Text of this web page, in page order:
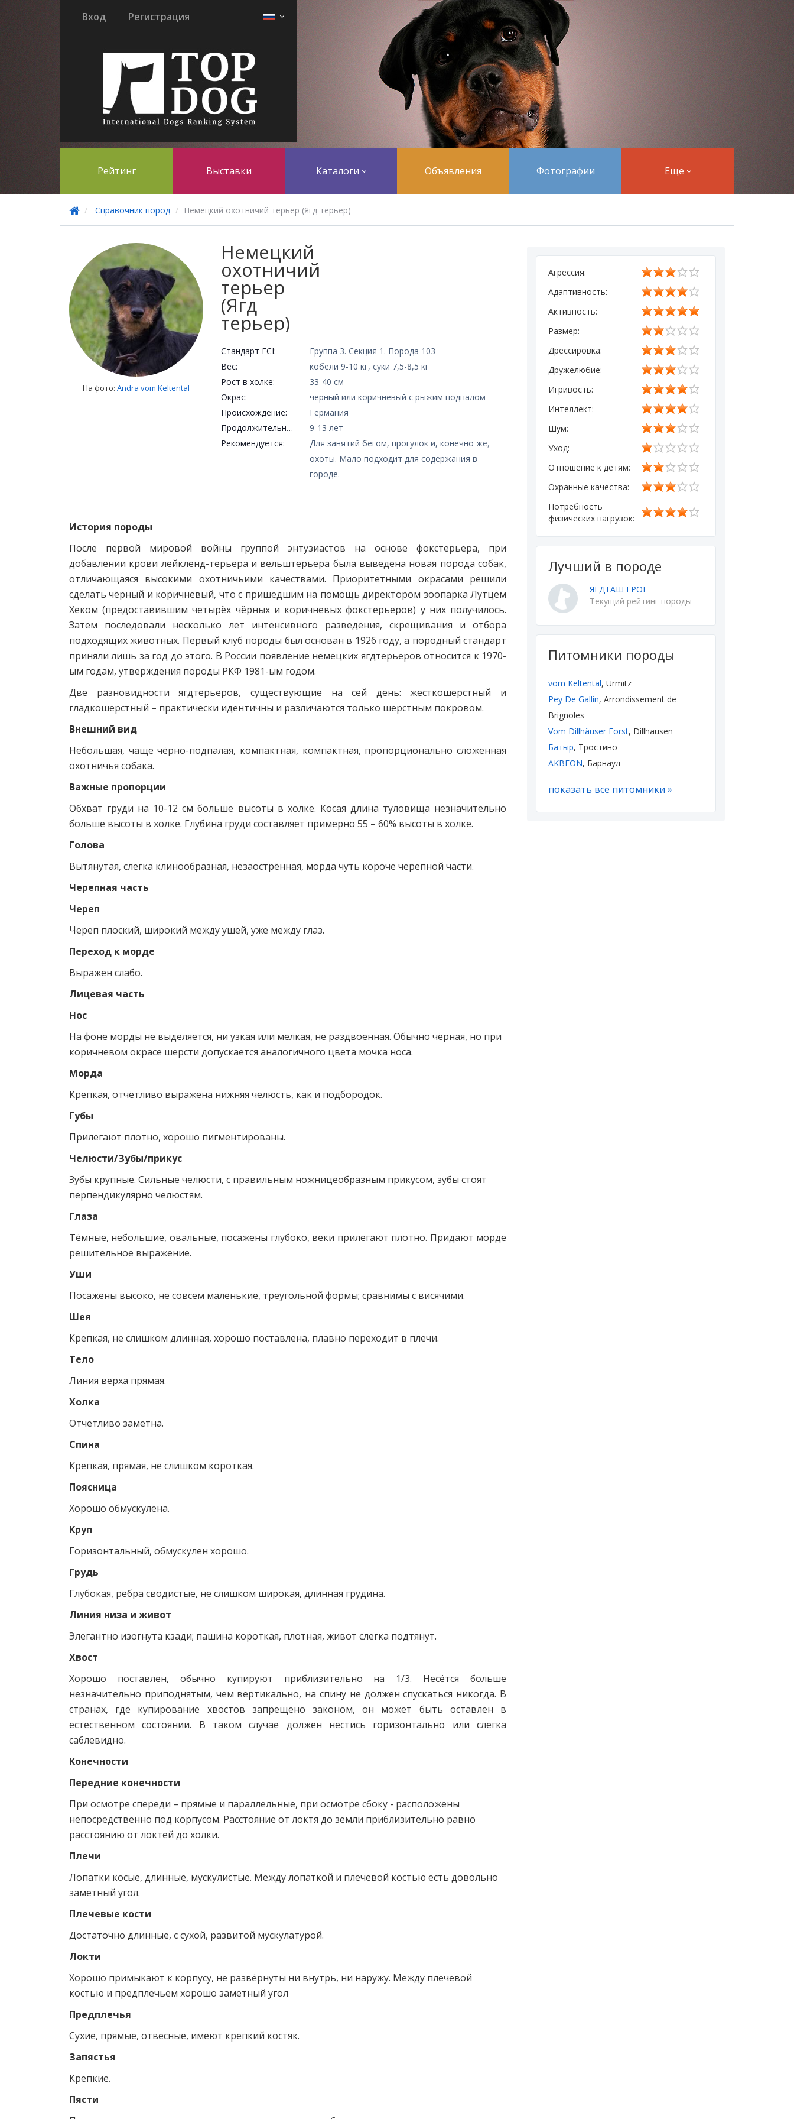
Вход Регистрация
Рейтинг Выставки Каталоги Объявления Фотографии Еще
Справочник пород Немецкий охотничий терьер (Ягд терьер)
На фото: Andra vom Keltental
Немецкий
охотничий
терьер
(Ягд
терьер)
Стандарт FCI:
Группа 3. Секция 1. Порода 103
Вес:
кобели 9-10 кг, суки 7,5-8,5 кг
Рост в холке:
33-40 см
Окрас:
черный или коричневый с рыжим подпалом
Происхождение:
Германия
Продолжительность жизни:
9-13 лет
Рекомендуется:
Для занятий бегом, прогулок и, конечно же,
охоты. Мало подходит для содержания в
городе.
История породы
После первой мировой войны группой энтузиастов на основе фокстерьера, при
добавлении крови лейкленд-терьера и вельштерьера была выведена новая порода собак,
отличающаяся высокими охотничьими качествами. Приоритетными окрасами решили
сделать чёрный и коричневый, что с пришедшим на помощь директором зоопарка Лутцем
Хеком (предоставившим четырёх чёрных и коричневых фокстерьеров) у них получилось.
Затем последовали несколько лет интенсивного разведения, скрещивания и отбора
подходящих животных. Первый клуб породы был основан в 1926 году, а породный стандарт
приняли лишь за год до этого. В России появление немецких ягдтерьеров относится к 1970-
ым годам, утверждения породы РКФ 1981-ым годом.
Две разновидности ягдтерьеров, существующие на сей день: жесткошерстный и
гладкошерстный – практически идентичны и различаются только шерстным покровом.
Внешний вид
Небольшая, чаще чёрно-подпалая, компактная, компактная, пропорционально сложенная
охотничья собака.
Важные пропорции
Обхват груди на 10-12 см больше высоты в холке. Косая длина туловища незначительно
больше высоты в холке. Глубина груди составляет примерно 55 – 60% высоты в холке.
Голова
Вытянутая, слегка клинообразная, незаострённая, морда чуть короче черепной части.
Черепная часть
Череп
Череп плоский, широкий между ушей, уже между глаз.
Переход к морде
Выражен слабо.
Лицевая часть
Нос
На фоне морды не выделяется, ни узкая или мелкая, не раздвоенная. Обычно чёрная, но при
коричневом окрасе шерсти допускается аналогичного цвета мочка носа.
Морда
Крепкая, отчётливо выражена нижняя челюсть, как и подбородок.
Губы
Прилегают плотно, хорошо пигментированы.
Челюсти/Зубы/прикус
Зубы крупные. Сильные челюсти, с правильным ножницеобразным прикусом, зубы стоят
перпендикулярно челюстям.
Глаза
Тёмные, небольшие, овальные, посажены глубоко, веки прилегают плотно. Придают морде
решительное выражение.
Уши
Посажены высоко, не совсем маленькие, треугольной формы; сравнимы с висячими.
Шея
Крепкая, не слишком длинная, хорошо поставлена, плавно переходит в плечи.
Тело
Линия верха прямая.
Холка
Отчетливо заметна.
Спина
Крепкая, прямая, не слишком короткая.
Поясница
Хорошо обмускулена.
Круп
Горизонтальный, обмускулен хорошо.
Грудь
Глубокая, рёбра сводистые, не слишком широкая, длинная грудина.
Линия низа и живот
Элегантно изогнута кзади; пашина короткая, плотная, живот слегка подтянут.
Хвост
Хорошо поставлен, обычно купируют приблизительно на 1/3. Несётся больше
незначительно приподнятым, чем вертикально, на спину не должен спускаться никогда. В
странах, где купирование хвостов запрещено законом, он может быть оставлен в
естественном состоянии. В таком случае должен нестись горизонтально или слегка
саблевидно.
Конечности
Передние конечности
При осмотре спереди – прямые и параллельные, при осмотре сбоку - расположены
непосредственно под корпусом. Расстояние от локтя до земли приблизительно равно
расстоянию от локтей до холки.
Плечи
Лопатки косые, длинные, мускулистые. Между лопаткой и плечевой костью есть довольно
заметный угол.
Плечевые кости
Достаточно длинные, с сухой, развитой мускулатурой.
Локти
Хорошо примыкают к корпусу, не развёрнуты ни внутрь, ни наружу. Между плечевой
костью и предплечьем хорошо заметный угол
Предплечья
Сухие, прямые, отвесные, имеют крепкий костяк.
Запястья
Крепкие.
Пясти
Агрессия:
Адаптивность:
Активность:
Размер:
Дрессировка:
Дружелюбие:
Игривость:
Интеллект:
Шум:
Уход:
Отношение к детям:
Охранные качества:
Потребность
физических нагрузок:
Лучший в породе
ЯГДТАШ ГРОГ
Текущий рейтинг породы
Питомники породы
vom Keltental, Urmitz
Pey De Gallin, Arrondissement de
Brignoles
Vom Dillhäuser Forst, Dillhausen
Батыр, Тростино
AKBEON, Барнаул
показать все питомники »